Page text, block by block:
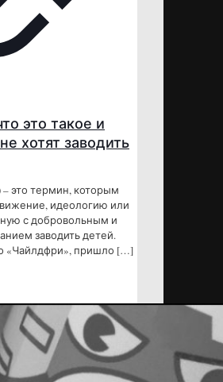
это такое и
хотят заводить
– это термин, которым
идеологию или
с добровольным и
заводить детей.
«Чайлдфри», пришло […]